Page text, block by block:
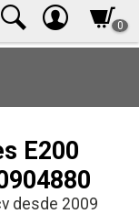
0
E200
desde 2009